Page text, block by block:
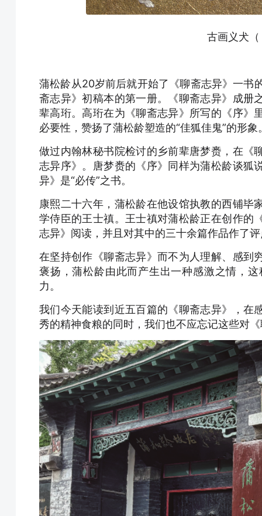
古画义犬
蒲松龄从20岁前后就开始了《聊斋志异》一书
斋志异》初稿本的第一册。《聊斋志异》成册
辈高珩。高珩在为《聊斋志异》所写的《序》
必要性，赞扬了蒲松龄塑造的“佳狐佳鬼”的形
做过内翰林秘书院检讨的乡前辈唐梦赉，在《
志异序》。唐梦赉的《序》同样为蒲松龄谈狐
异》是“必传”之书。
康熙二十六年，蒲松龄在他设馆执教的西铺毕
学侍臣的王士禛。王士禛对蒲松龄正在创作的
志异》阅读，并且对其中的三十余篇作品作了
在坚持创作《聊斋志异》而不为人理解、感到
褒扬，蒲松龄由此而产生出一种感激之情，
力。
我们今天能读到近五百篇的《聊斋志异》，在
秀的精神食粮的同时，我们也不应忘记这些对